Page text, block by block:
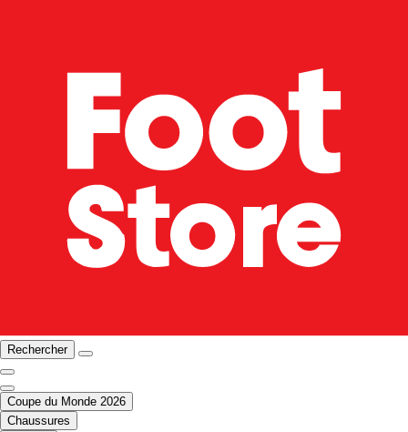
Rechercher
Coupe du Monde 2026
Chaussures